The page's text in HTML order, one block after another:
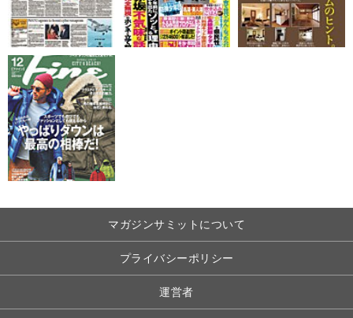
マガジンサミットについて
プライバシーポリシー
運営者